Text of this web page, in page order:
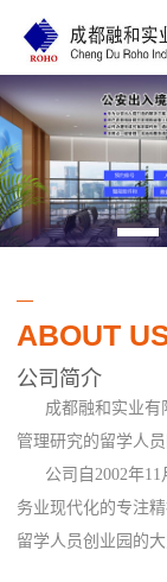
ABOUT
公司简介
成都融和实业有
管理研究的留学人
公司自2002年11
务业现代化的专注
留学人员创业园的